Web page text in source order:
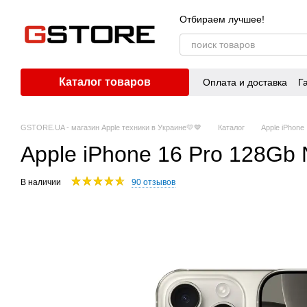
Отбираем лучшее!
Каталог товаров Оплата и доставка
GSTORE.UA - магазин Apple техники в Украине💛💙 Каталог Apple iPhone
Apple iPhone 16 Pro 128Gb
В наличии 90 отзывов